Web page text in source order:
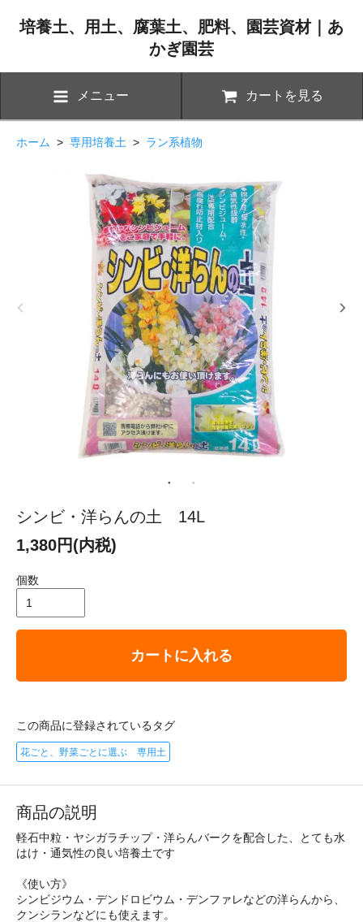
培養土、用土、腐葉土、肥料、園芸資材｜あ
かぎ園芸
メニュー カートを見る
ホーム > 専用培養土 > ラン系植物
シンビ・洋らんの土 14L
1,380円(内税)
個数
カートに入れる
この商品に登録されているタグ
花ごと、野菜ごとに選ぶ 専用土
商品の説明
軽石中粒・ヤシガラチップ・洋らんバークを配合した、とても水
はけ・通気性の良い培養土です
《使い方》
シンビジウム・デンドロビウム・デンファレなどの洋らんから、
クンシランなどにも使えます。